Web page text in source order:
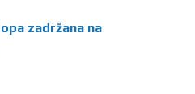
zadržana na